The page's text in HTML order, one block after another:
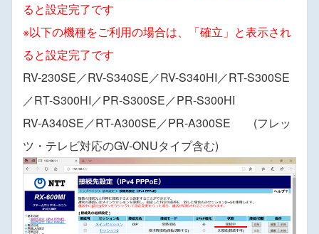
ると設定完了です
※以下の機種をご利用の場合は、「確立」と表示され
ると設定完了です
RV-230SE／RV-S340SE／RV-S340HI／RT-S300SE
／RT-S300HI／PR-S300SE／PR-S300HI
RV-A340SE／RT-A300SE／PR-A300SE (フレッ
ツ・テレビ対応のGV-ONUタイプ含む)